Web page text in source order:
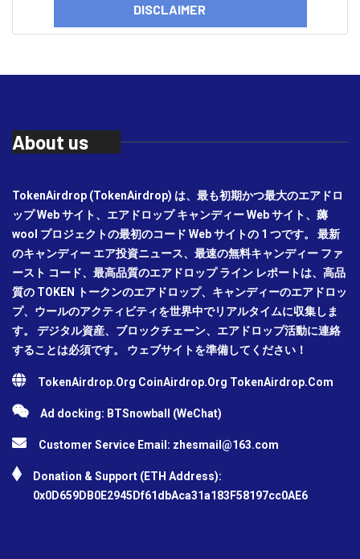
DISCLAIMER
About us
TokenAirdrop (TokenAirdrop) は、最も初期かつ最大のエアドロ
ップ Web サイト、エアドロップ キャンディー Web サイト、薅
wool プロジェクトの最初のコード Web サイトの 1 つです。 最新
のキャンディー エア投資ニュース、最速の無料キャンディー ファ
ースト コード、最高品質のエアドロップ ライン レポートは、高品
質の TOKEN トークンのエアドロップ、キャンディーのエアドロッ
プ、ウールのアクティビティを世界中でリアルタイムに収集しま
す。 デジタル資産、ブロックチェーン、エアドロップ活動に連絡
することは必須です。 ウェブサイトを準備してください！
TokenAirdrop.Org CoinAirdrop.Org TokenAirdrop.Com
Ad docking: BTSnowball (WeChat)
Customer Service Email: zhesmail@163.com
Donation & Support (ETH Address):
0x0D659DB0E2945Df61dbAca31a183F58197cc0AE6